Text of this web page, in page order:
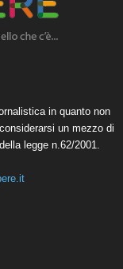
in quanto non
un mezzo di
legge n.62/2001.